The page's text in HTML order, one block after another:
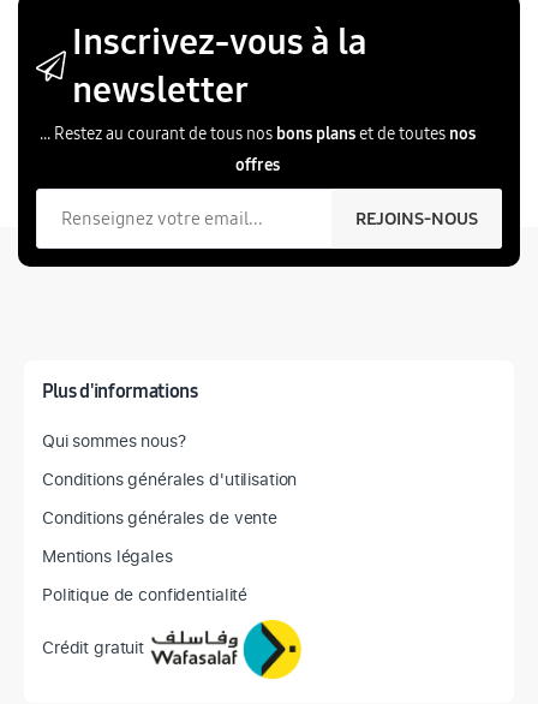
Inscrivez-vous à la
newsletter
... Restez au courant de tous nos bons planset de toutes nos
offres
REJOINS-NOUS
Plus d'informations
Qui sommes nous?
Conditions générales d'utilisation
Conditions générales de vente
Mentions légales
Politique de confidentialité
Crédit gratuit